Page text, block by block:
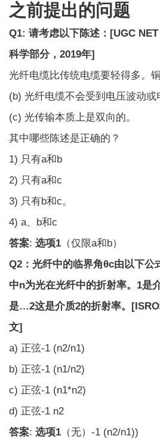
之前提出的问题
Q1: 请考虑以下陈述： [UGC
科学部分，2019年]
光纤电缆比传统电缆要轻得多。
(b) 光纤电缆不会受到电压波动或
(c) 光传输本质上是双向的。
其中哪些陈述是正确的？
1) 只有a和b
2) 只有a和c
3) 只有b和c。
4) a、b和c
答案:选项1 （仅限a和b）
Q2：光纤中的临界角θc由以下公
中n为光在光纤中的折射率。 1是
是…2这是介质2的折射率。 [
文]
a) 正弦-1 (n2/n1)
b) 正弦-1 (n1/n2)
c) 正弦-1 (n1*n2)
d) 正弦-1 n2
答案:选项1 （无）-1 (n2/n1))